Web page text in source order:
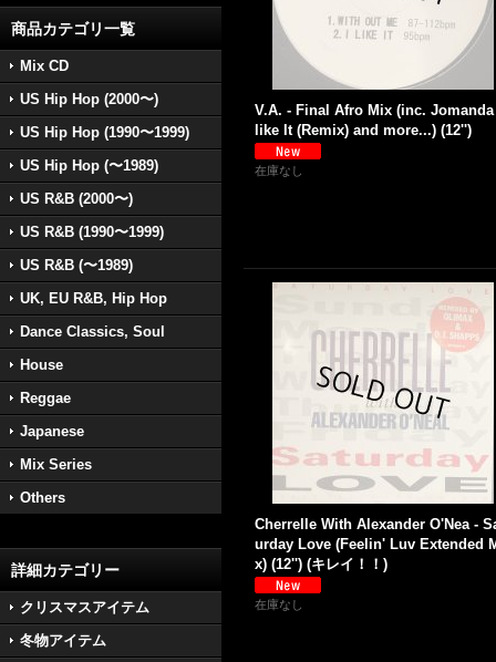
商品カテゴリ一覧
Mix CD
US Hip Hop (2000〜)
US Hip Hop (1990〜1999)
US Hip Hop (〜1989)
US R&B (2000〜)
US R&B (1990〜1999)
US R&B (〜1989)
UK, EU R&B, Hip Hop
Dance Classics, Soul
House
Reggae
Japanese
Mix Series
Others
詳細カテゴリー
クリスマスアイテム
冬物アイテム
V.A. - Final Afro Mix (inc.
like It (Remix) and more...) (12'')
在庫なし
Cherrelle With Alexander O'Nea -
urday Love (Feelin' Luv Extended
x) (12'') (キレイ！！)
在庫なし